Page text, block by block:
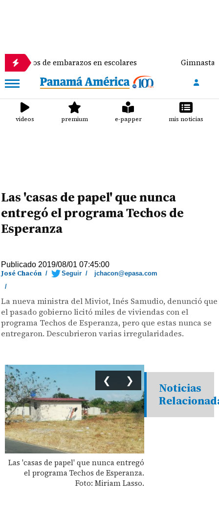
embarazos en escolares Gimnasta Alyiah Lide
videos premium e-papper mis noticias
Las 'casas de papel' que nunca
entregó el programa Techos de
Esperanza
Publicado 2019/08/01 07:45:00
José Chacón / Seguir /
jchacon@epasa.com
/
La nueva ministra del Miviot, Inés Samudio, denunció que
el pasado gobierno licitó miles de viviendas con el
programa Techos de Esperanza, pero que estas nunca se
entregaron. Descubrieron varias irregularidades.
Las 'casas de papel' que nunca entregó
el programa Techos de Esperanza.
Foto: Miriam Lasso.
❮ ❯
Noticias